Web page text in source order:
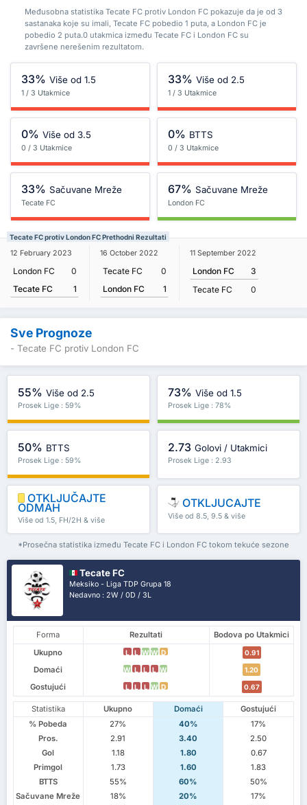
Međusobna statistika Tecate FC protiv London FC pokazuje da je od 3
sastanaka koje su imali, Tecate FC pobedio 1 puta, a London FC je
pobedio 2 puta.0 utakmica između Tecate FC i London FC su
završene nerešenim rezultatom.
33% Više od 1.5
1 / 3 Utakmice
33% Više od 2.5
1 / 3 Utakmice
0% Više od 3.5
0 / 3 Utakmice
0% BTTS
0 / 3 Utakmice
33% Sačuvane Mreže
Tecate FC
67% Sačuvane Mreže
London FC
Tecate FC protiv London FC Prethodni Rezultati
12 February 2023
London FC
0
Tecate FC
1
16 October 2022
Tecate FC
0
London FC
1
11 September 2022
London FC
3
Tecate FC
0
Sve Prognoze
- Tecate FC protiv London FC
55% Više od 2.5
Prosek Lige : 59%
73% Više od 1.5
Prosek Lige : 78%
50% BTTS
Prosek Lige : 59%
2.73 Golovi / Utakmici
Prosek Lige : 2.93
OTKLJUČAJTE
ODMAH
Više od 1.5, FH/2H & više
OTKLJUCAJTE
Više od 8.5, 9.5 & više
*Prosečna statistika između Tecate FC i London FC tokom tekuće sezone
Tecate FC
Meksiko - Liga TDP Grupa 18
Nedavno : 2W / 0D / 3L
Forma Rezultati
Bodova po Utakmici
Ukupno
L L W W D 0.91
Domaći W L L L W 1.20
Gostujući L L L W D 0.67
Statistika Ukupno Domaći
Gostujući
% Pobeda
27% 40%
17%
Pros.
2.91 3.40
2.50
Gol
1.18 1.80
0.67
Primgol
1.73 1.60
1.83
BTTS
55% 60%
50%
Sačuvane Mreže
18% 20%
17%